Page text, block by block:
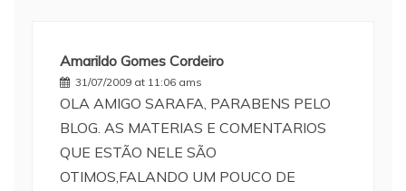
Amarildo Gomes Cordeiro
31/07/2009 at 11:06 ams
OLA AMIGO SARAFA, PARABENS PELO
BLOG. AS MATERIAS E COMENTARIOS
QUE ESTÃO NELE SÃO
OTIMOS,FALANDO UM POUCO DE